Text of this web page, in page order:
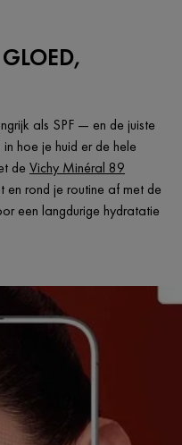
als SPF — en de juiste
hoe je huid er de hele
de Vichy Minéral 89
en rond je routine af met de
een langdurige hydratatie